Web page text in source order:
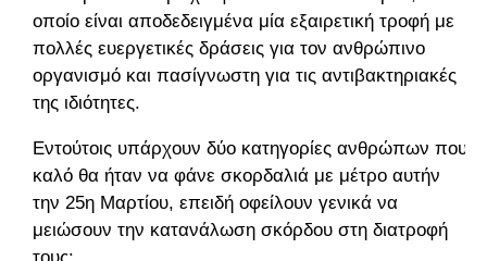
οποίο είναι αποδεδειγμένα μία εξαιρετική τροφή με
πολλές ευεργετικές δράσεις για τον ανθρώπινο
οργανισμό και πασίγνωστη για τις αντιβακτηριακές
της ιδιότητες.
Εντούτοις υπάρχουν δύο κατηγορίες ανθρώπων που
καλό θα ήταν να φάνε σκορδαλιά με μέτρο αυτήν
την 25η Μαρτίου, επειδή οφείλουν γενικά να
μειώσουν την κατανάλωση σκόρδου στη διατροφή